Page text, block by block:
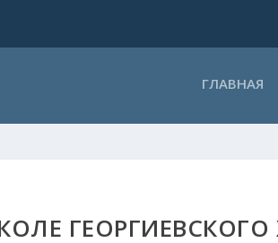
ГЛАВНАЯ
ГЕОРГИЕВСКОГО